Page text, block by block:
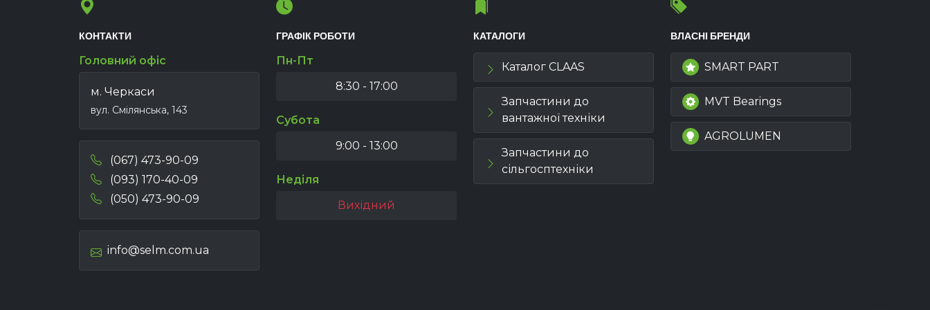
КОНТАКТИ
Головний офіс
м. Черкаси
вул. Смілянська, 143
(067) 473-90-09
(093) 170-40-09
(050) 473-90-09
info@selm.com.ua
ГРАФІК РОБОТИ
Пн-Пт
8:30 - 17:00
Субота
9:00 - 13:00
Неділя
Вихідний
КАТАЛОГИ
Каталог CLAAS
Запчастини до
вантажної техніки
Запчастини до
сільгосптехніки
ВЛАСНІ БРЕНДИ
SMART PART
MVT Bearings
AGROLUMEN